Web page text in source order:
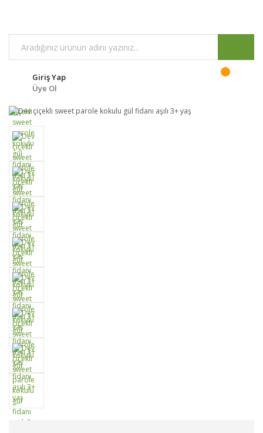
Giriş Yap
Üye Ol